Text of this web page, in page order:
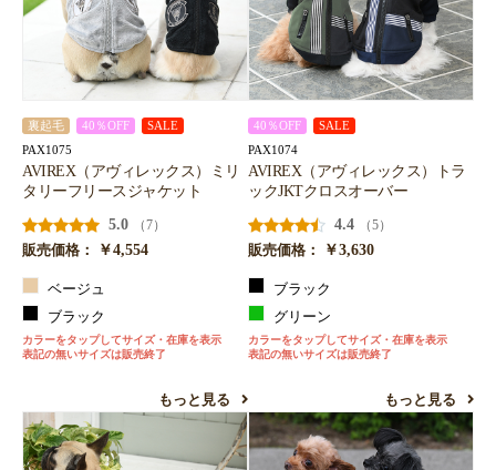
裏起毛 40％OFF SALE
PAX1075
AVIREX（アヴィレックス）ミリ
タリーフリースジャケット
5.0
（7）
販売価格：
￥4,554
ベージュ
ブラック
カラーをタップしてサイズ・在庫を表示
表記の無いサイズは販売終了
もっと見る
40％OFF SALE
PAX1074
AVIREX（アヴィレックス）トラ
ックJKTクロスオーバー
4.4
（5）
販売価格：
￥3,630
ブラック
グリーン
カラーをタップしてサイズ・在庫を表示
表記の無いサイズは販売終了
もっと見る